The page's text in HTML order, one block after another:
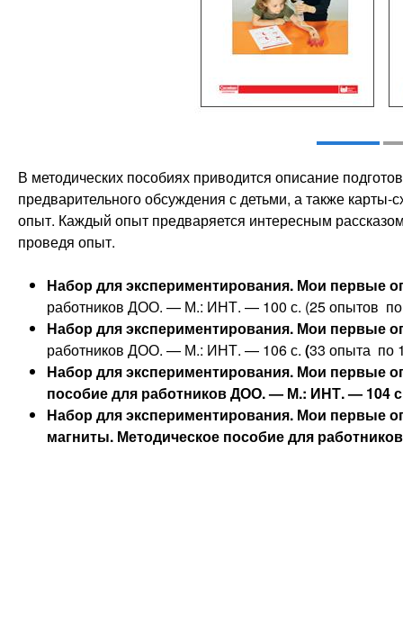
В методических пособиях приводится описание
предварительного обсуждения с детьми, а также
опыт. Каждый опыт предваряется интересным
проведя опыт.
Набор для экспериментирования. Мои первые
работников ДОО. — М.: ИНТ. — 100 с. (25 опытов
Набор для экспериментирования. Мои первые
работников ДОО. — М.: ИНТ. — 106 с. (33 опыта по
Набор для экспериментирования. Мои первые
пособие для работников ДОО. — М.: ИНТ. — 104
Набор для экспериментирования. Мои первые
магниты. Методическое пособие для